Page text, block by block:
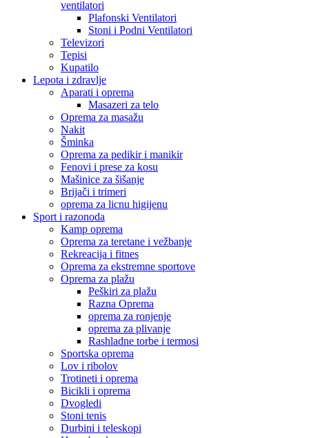
ventilatori
Plafonski Ventilatori
Stoni i Podni Ventilatori
Televizori
Tepisi
Kupatilo
Lepota i zdravlje
Aparati i oprema
Masazeri za telo
Oprema za masažu
Nakit
Šminka
Oprema za pedikir i manikir
Fenovi i prese za kosu
Mašinice za šišanje
Brijači i trimeri
oprema za licnu higijenu
Sport i razonoda
Kamp oprema
Oprema za teretane i vežbanje
Rekreacija i fitnes
Oprema za ekstremne sportove
Oprema za plažu
Peškiri za plažu
Razna Oprema
oprema za ronjenje
oprema za plivanje
Rashladne torbe i termosi
Sportska oprema
Lov i ribolov
Trotineti i oprema
Bicikli i oprema
Dvogledi
Stoni tenis
Durbini i teleskopi